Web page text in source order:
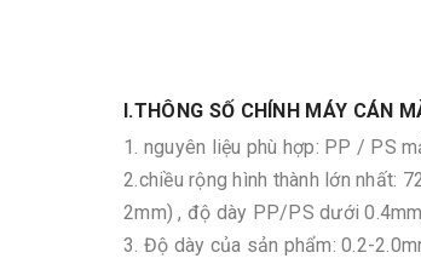
I.THÔNG SỐ CHÍNH MÁY CÁN
1. nguyên liệu phù hợp: PP / PS
2.chiều rộng hình thành lớn nhất:
2mm) , độ dày PP/PS dưới
3. Độ dày của sản phẩm: 0.2-